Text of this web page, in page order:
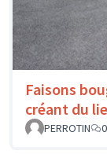
Faisons
créant du
PERROTIN
0